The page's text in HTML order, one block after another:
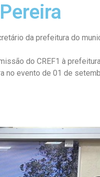
da prefeitura do
do CREF1 à
evento de 01 de